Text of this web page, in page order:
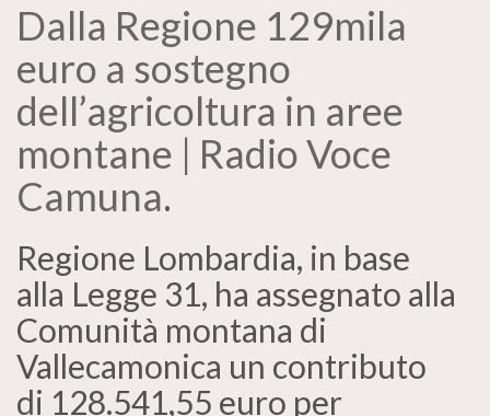
Dalla Regione 129mila
euro a sostegno
dell’agricoltura in aree
montane | Radio Voce
Camuna.
Regione Lombardia, in base
alla Legge 31, ha assegnato alla
Comunità montana di
Vallecamonica un contributo
di 128.541,55 euro per